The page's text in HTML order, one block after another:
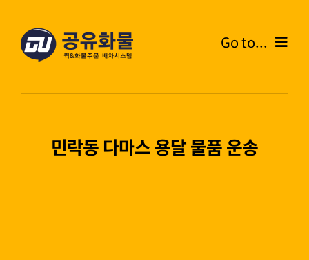
Go to...
민락동 다마스 용달 물품 운송